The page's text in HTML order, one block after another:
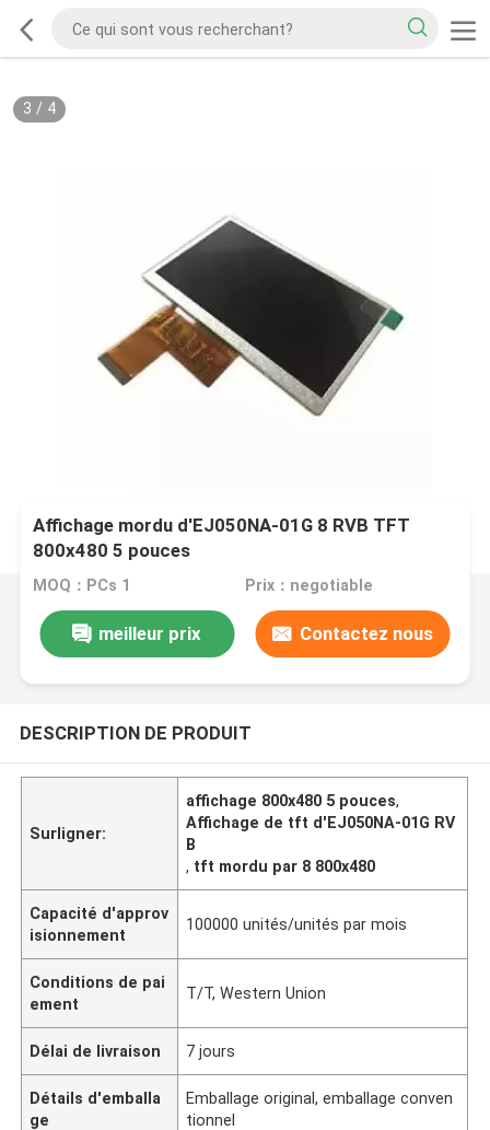
3 / 4
Affichage mordu d'EJ050NA-01G 8 RVB TFT
800x480 5 pouces
MOQ：PCs 1 Prix：negotiable
meilleur prix Contactez nous
DESCRIPTION DE PRODUIT
Surligner:
affichage 800x480 5 pouces,
Affichage de tft d'EJ050NA-01G RV
B
, tft mordu par 8 800x480
Capacité d'approv
isionnement
100000 unités/unités par mois
Conditions de pai
ement
T/T, Western Union
Délai de livraison 7 jours
Détails d'emballa
ge
Emballage original, emballage conven
tionnel